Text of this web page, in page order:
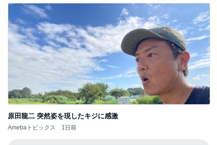
原田龍二 突然姿を現したキジに感激
1日前
記事を読む